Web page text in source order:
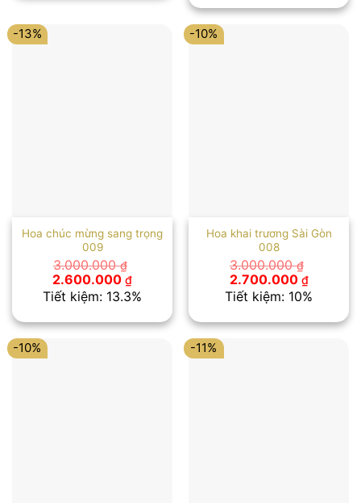
-13%
Hoa chúc mừng sang trọng
009
3.000.000₫
Giá
gốc
là:
2.600.000 ₫Giá
hiện
tại
2.600.000 ₫.
Tiết kiệm: 13.3%
-10%
Hoa khai trương Sài Gòn
008
3.000.000₫
Giá
gốc
là:
2.700.000 ₫Giá
hiện
tại
Tiết kiệm: 10%
-10% -11%